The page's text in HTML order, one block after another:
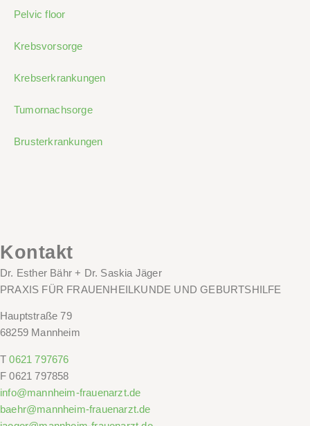
Pelvic floor
Krebsvorsorge
Krebserkrankungen
Tumornachsorge
Brusterkrankungen
Kontakt
Dr. Esther Bähr + Dr. Saskia Jäger
PRAXIS FÜR FRAUENHEILKUNDE UND GEBURTSHILFE
Hauptstraße 79
68259 Mannheim
T 0621 797676
F 0621 797858
info@mannheim-frauenarzt.de
baehr@mannheim-frauenarzt.de